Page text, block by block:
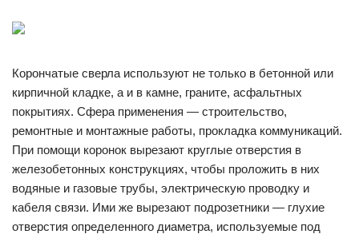
Корончатые сверла используют не только в бетонной или
кирпичной кладке, а и в камне, граните, асфальтных
покрытиях. Сфера применения — строительство,
ремонтные и монтажные работы, прокладка коммуникаций.
При помощи коронок вырезают круглые отверстия в
железобетонных конструкциях, чтобы проложить в них
водяные и газовые трубы, электрическую проводку и
кабеля связи. Ими же вырезают подрозетники — глухие
отверстия определенного диаметра, используемые под